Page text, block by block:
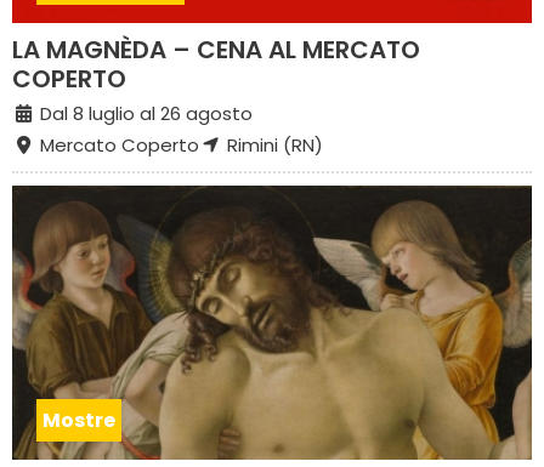
LA MAGNÈDA – CENA AL MERCATO
COPERTO
Dal 8 luglio al 26 agosto
Mercato Coperto
Rimini (RN)
Mostre